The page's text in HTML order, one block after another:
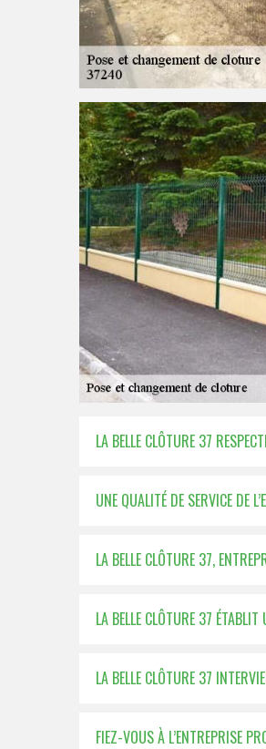
LA BELLE CLÔTURE 37
UNE QUALITÉ DE SERVICE DE
LA BELLE CLÔTURE 37,
LA BELLE CLÔTURE 37
LA BELLE CLÔTURE 37
FIEZ-VOUS À L’ENTREPRISE